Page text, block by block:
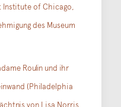
Institute of Chicago,
des Museum
Roulin und ihr
(Philadelphia
von Lisa Norris